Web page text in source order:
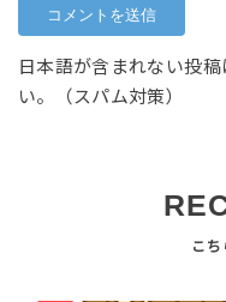
日本語が含まれない投
い。（スパム対策）